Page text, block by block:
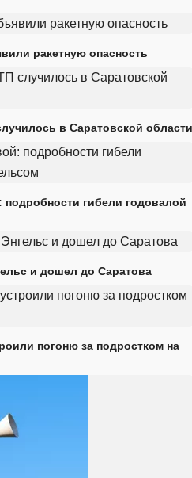
ракетную опасность
в Саратовской области
гибели годовалой
и дошел до Саратова
погоню за подростком на